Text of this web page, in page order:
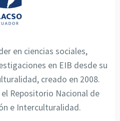
en ciencias sociales,
en EIB desde su
creado en 2008.
Repositorio Nacional de
e Interculturalidad.